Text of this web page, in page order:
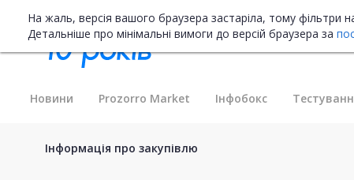
На жаль, версія вашого браузера застаріла, тому
Детальніше про мінімальні вимоги до версій браузера за
Новини Prozorro Market Інфобокс
Інформація про закупівлю